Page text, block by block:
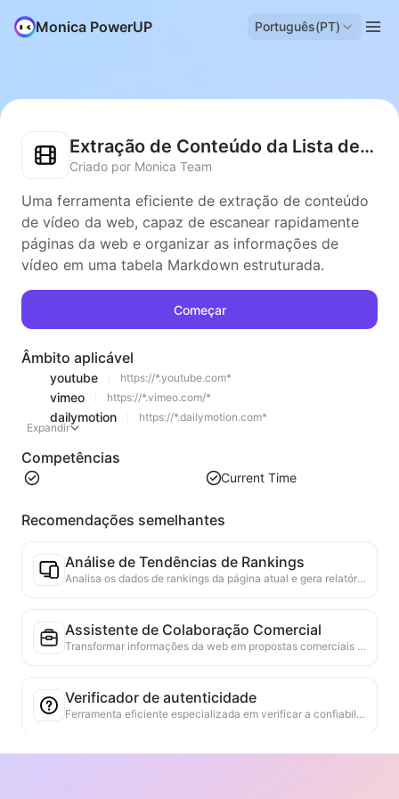
Monica PowerUP Português(PT)
Extração de Conteúdo da Lista de Vídeos
Criado por Monica Team
Uma ferramenta eficiente de extração de conteúdo
de vídeo da web, capaz de escanear rapidamente
páginas da web e organizar as informações de
vídeo em uma tabela Markdown estruturada.
Começar
Âmbito aplicável
youtube https://*.youtube.com*
vimeo https://*.vimeo.com/*
dailymotion
https://*.dailymotion.com*
Expandir
Competências
Current Time
Recomendações semelhantes
Análise de Tendências de Rankings
Analisa os dados de rankings da página atual e gera relatórios de tendências. Identifica categorias populares, tipos de produtos em rápida ascensão e tecnologias emergentes. Fornece insights de mercado em tempo real para ajudar a entender as últimas tendências de produtos e movimentos de mercado.
Assistente de Colaboração Comercial
Transformar informações da web em propostas comerciais personalizadas, mensagens privadas de colaboração, fornecendo modelos prontos e guias de acompanhamento, simplificando o processo de colaboração.
Verificador de autenticidade
Ferramenta eficiente especializada em verificar a confiabilidade do conteúdo da página da web. Identifica automaticamente declarações e dados-chave, cruzando-os com fontes externas confiáveis. Classifica a credibilidade de declarações importantes, fornecendo explicações dos resultados da verificação e links para as fontes dos fatos. Ajuda a melhorar a literacia da informação e a prevenir a disseminação de informações falsas.